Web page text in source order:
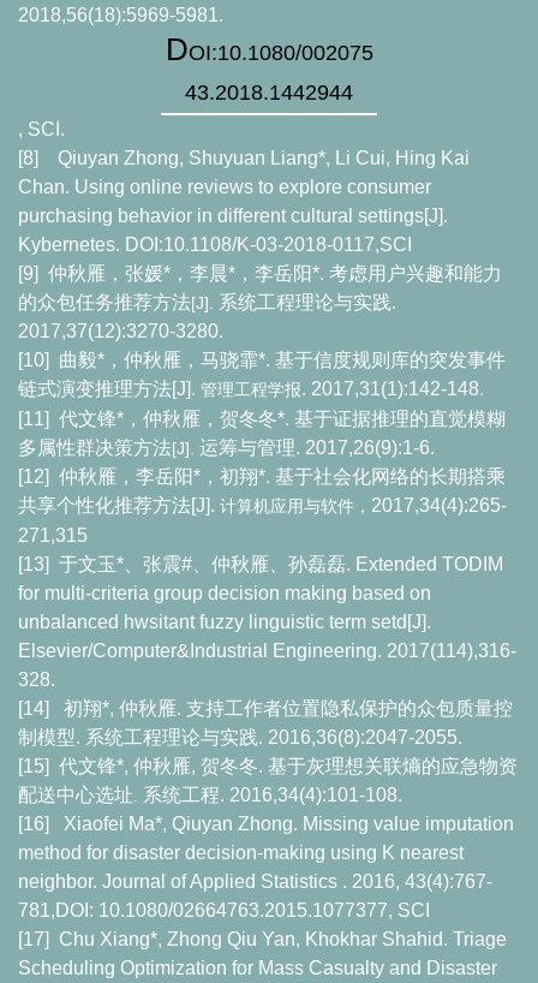
2018,56(18):5969-5981.
DOI:10.1080/002075
43.2018.1442944
, SCI.
[8]
Qiuyan Zhong, Shuyuan Liang*, Li Cui, Hing Kai
Chan. Using online reviews to explore consumer
purchasing behavior in different cultural settings[J].
Kybernetes. DOI:10.1108/K-03-2018-0117,SCI
[9] 仲秋雁，张媛* ，李晨* ，李岳阳*. 考虑用户兴趣和能力
的众包任务推荐方法[J]. 系统工程理论与实践.
2017,37(12):3270-3280.
[10]
曲毅* ，仲秋雁，马骁霏*. 基于信度规则库的突发事件
链式演变推理方法[J]. 管理工程学报. 2017,31(1):142-148.
[11] 代文锋* ，仲秋雁，贺冬冬*. 基于证据推理的直觉模糊
多属性群决策方法[J]. 运筹与管理. 2017,26(9):1-6.
[12] 仲秋雁，李岳阳* ，初翔*. 基于社会化网络的长期搭乘
共享个性化推荐方法[J]. 计算机应用与软件， 2017,34(4):265-
271,315
[13] 于文玉* 、张震# 、仲秋雁、孙磊磊. Extended TODIM
for multi-criteria group decision making based on
unbalanced hwsitant fuzzy linguistic term setd[J].
Elsevier/Computer&Industrial Engineering. 2017(114),316-
328.
[14]
初翔*, 仲秋雁. 支持工作者位置隐私保护的众包质量控
制模型. 系统工程理论与实践. 2016,36(8):2047-2055.
[15] 代文锋*, 仲秋雁, 贺冬冬. 基于灰理想关联熵的应急物资
配送中心选址 系统工程. 2016,34(4):101-108.
[16]
Xiaofei Ma*, Qiuyan Zhong. Missing value imputation
method for disaster decision-making using K nearest
neighbor. Journal of Applied Statistics . 2016, 43(4):767-
781,DOI: 10.1080/02664763.2015.1077377, SCI
[17]
Chu Xiang*, Zhong Qiu Yan, Khokhar Shahid. Triage
Scheduling Optimization for Mass Casualty and Disaster